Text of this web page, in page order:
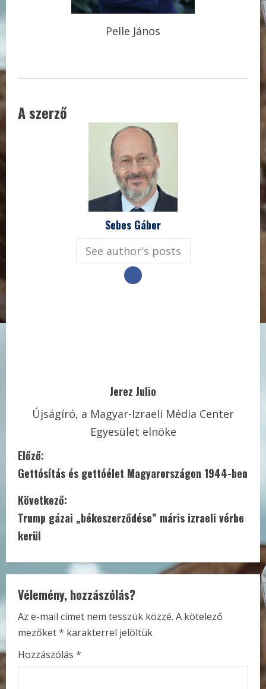
Pelle János
A szerző
Sebes Gábor
See author's posts
Jerez Julio
Újságíró, a Magyar-Izraeli Média Center
Egyesület elnöke
C
o
n
t
i
n
u
e
R
Előző:
Gettósítás és gettóélet Magyarországon 1944-ben
Következő:
Trump gázai „békeszerződése” máris izraeli vérbe
kerül
Vélemény, hozzászólás?
Az e-mail címet nem tesszük közzé. A kötelező
mezőket* karakterrel jelöltük
Hozzászólás *